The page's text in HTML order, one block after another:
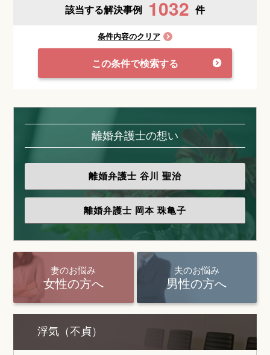
該当する解決事例 1032 件
条件内容のクリア
この条件で検索する
離婚弁護士の想い
離婚弁護士 谷川 聖治
離婚弁護士 岡本 珠亀子
妻のお悩み
女性の方へ
夫のお悩み
男性の方へ
浮気（不貞）